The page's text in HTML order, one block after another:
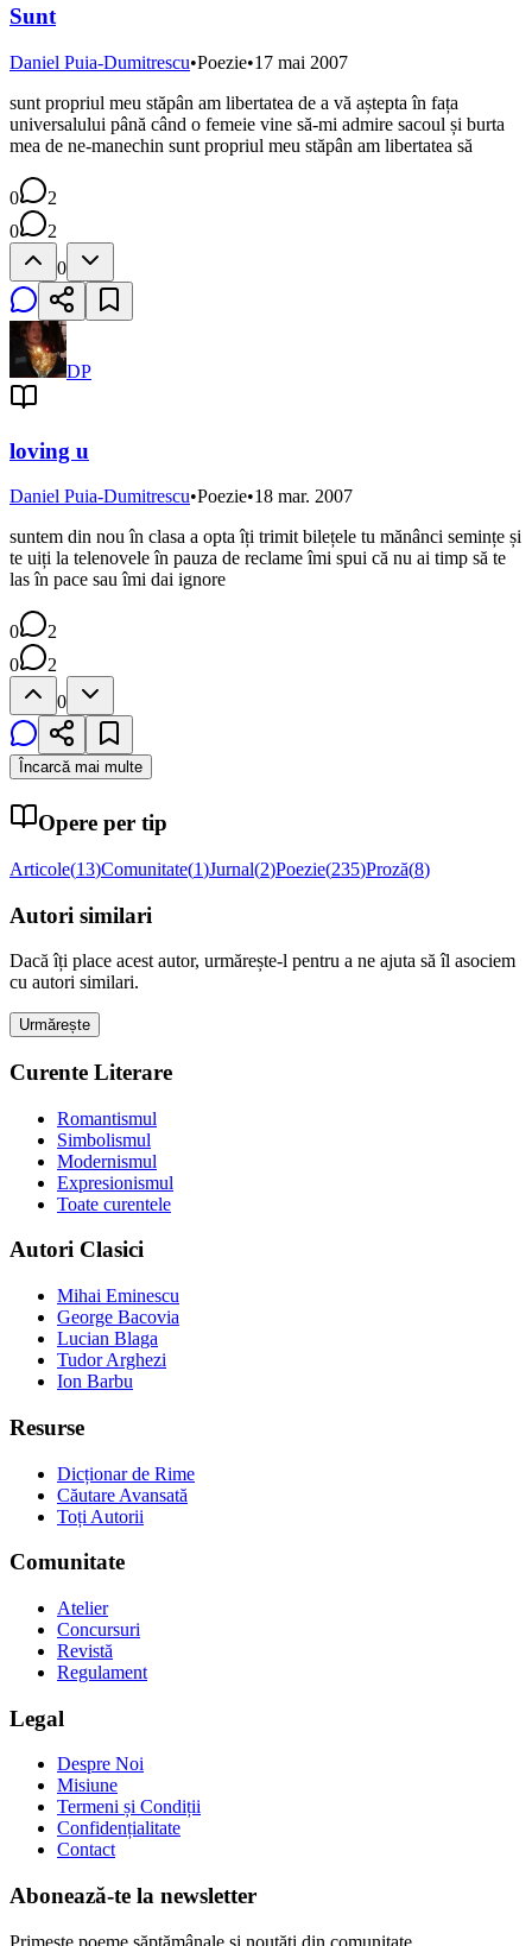
Sunt
Daniel Puia-Dumitrescu•Poezie•17 mai 2007
sunt propriul meu stăpân am libertatea de a vă aștepta în fața
universalului până când o femeie vine să-mi admire sacoul și burta
mea de ne-manechin sunt propriul meu stăpân am libertatea să
0
2
0
2
0
DP
loving u
Daniel Puia-Dumitrescu•Poezie•18 mar. 2007
suntem din nou în clasa a opta îți trimit bilețele tu mănânci semințe și
te uiți la telenovele în pauza de reclame îmi spui că nu ai timp să te
las în pace sau îmi dai ignore
0
2
0
2
0
Încarcă mai multe
Opere per tip
Articole(13)Comunitate(1)Jurnal(2)Poezie(235)Proză(8)
Autori similari
Dacă îți place acest autor, urmărește-l pentru a ne ajuta să îl asociem
cu autori similari.
Urmărește
Curente Literare
Romantismul
Simbolismul
Modernismul
Expresionismul
Toate curentele
Autori Clasici
Mihai Eminescu
George Bacovia
Lucian Blaga
Tudor Arghezi
Ion Barbu
Resurse
Dicționar de Rime
Căutare Avansată
Toți Autorii
Comunitate
Atelier
Concursuri
Revistă
Regulament
Legal
Despre Noi
Misiune
Termeni și Condiții
Confidențialitate
Contact
Abonează-te la newsletter
Primește poeme săptămânale și noutăți din comunitate.